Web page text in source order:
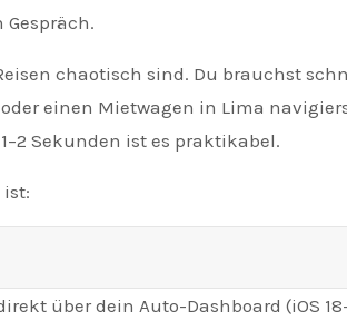
chaotisch sind. Du brauchst
einen Mietwagen in Lima
Sekunden ist es praktikabel.
ist:
über dein Auto-Dashboard (iOS